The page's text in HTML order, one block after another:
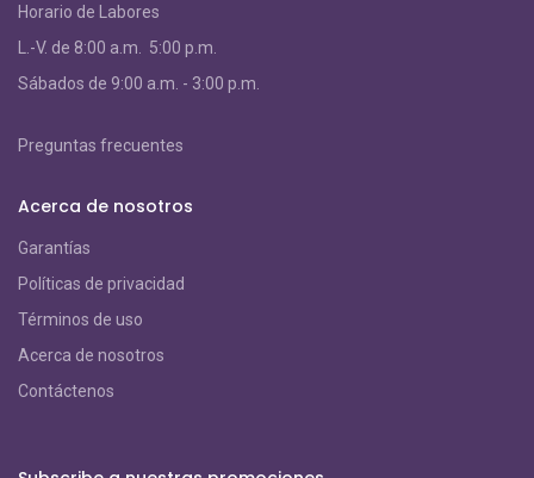
Horario de Labores
L.-V. de 8:00 a.m. 5:00 p.m.
Sábados de 9:00 a.m. - 3:00 p.m.
Preguntas frecuentes
Acerca de nosotros
Garantías
Políticas de privacidad
Términos de uso
Acerca de nosotros
Contáctenos